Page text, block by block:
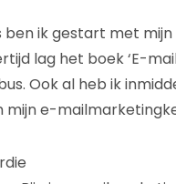
ben ik gestart met mijn
lag het boek ‘E-
Ook al heb ik
mijn e-